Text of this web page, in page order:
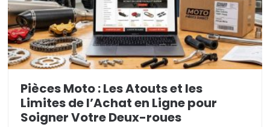
Pièces Moto : Les Atouts et les
Limites de l’Achat en Ligne pour
Soigner Votre Deux-roues